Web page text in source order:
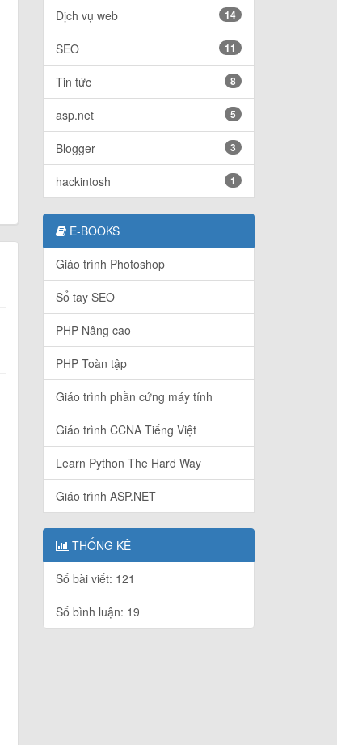
Dịch vụ web 14
SEO 11
Tin tức 8
asp.net 5
Blogger 3
hackintosh 1
E-BOOKS
Giáo trình Photoshop
Sổ tay SEO
PHP Nâng cao
PHP Toàn tập
Giáo trình phần cứng máy tính
Giáo trình CCNA Tiếng Việt
Learn Python The Hard Way
Giáo trình ASP.NET
THỐNG KÊ
Số bài viết: 121
Số bình luận: 19